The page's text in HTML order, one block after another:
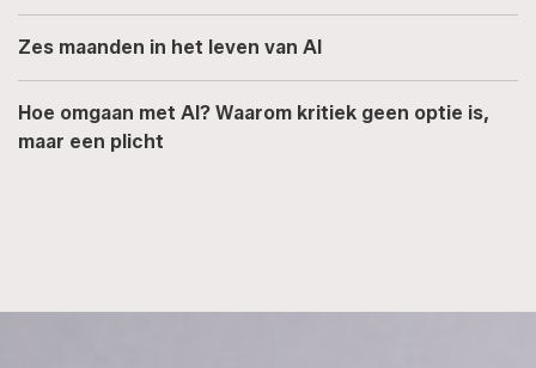
Zes maanden in het leven van AI
Hoe omgaan met AI? Waarom kritiek geen optie is,
maar een plicht